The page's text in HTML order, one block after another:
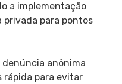
a implementação
privada para pontos
anônima
rápida para evitar